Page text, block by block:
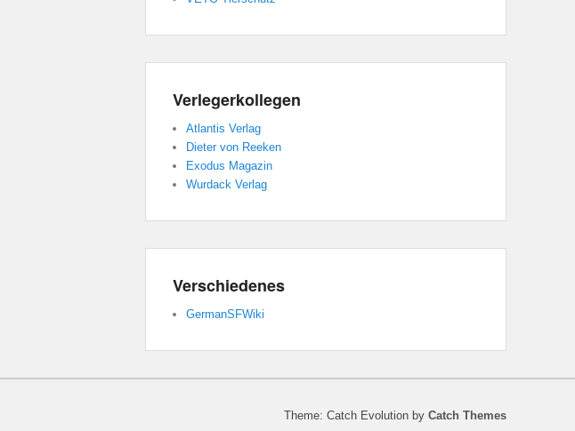
Verlegerkollegen
Atlantis Verlag
Dieter von Reeken
Exodus Magazin
Wurdack Verlag
Verschiedenes
GermanSFWiki
Theme: Catch Evolution by Catch Themes